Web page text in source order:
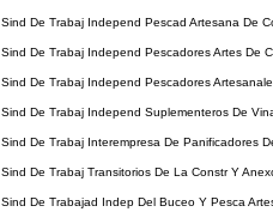
Sind De Trabaj Independ Pescad Artesana De
Sind De Trabaj Independ Pescadores Artes De
Sind De Trabaj Independ Pescadores
Sind De Trabaj Independ Suplementeros De
Sind De Trabaj Interempresa De Panificadores
Sind De Trabaj Transitorios De La Constr Y
Sind De Trabajad Indep Del Buceo Y Pesca